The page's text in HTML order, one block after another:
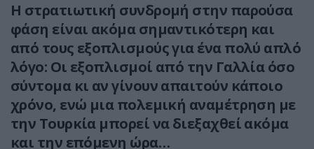
Η στρατιωτική συνδρομή στην παρούσα
φάση είναι ακόμα σημαντικότερη και
από τους εξοπλισμούς για ένα πολύ απλό
λόγο: Οι εξοπλισμοί από την Γαλλία όσο
σύντομα κι αν γίνουν απαιτούν κάποιο
χρόνο, ενώ μια πολεμική αναμέτρηση με
την Τουρκία μπορεί να διεξαχθεί ακόμα
και την επόμενη ώρα…